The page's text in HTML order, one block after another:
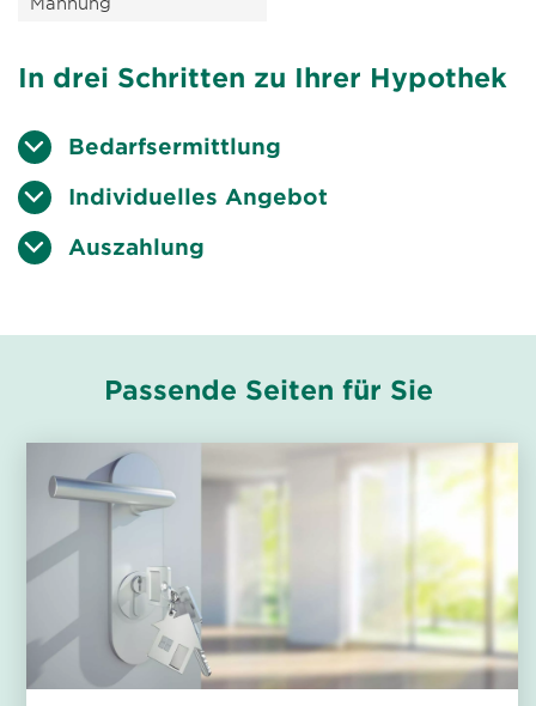
In drei Schritten zu Ihrer Hypothek
Bedarfsermittlung
Individuelles Angebot
Auszahlung
Passende Seiten für Sie